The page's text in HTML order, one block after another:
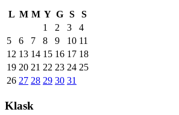
L M M Y G S
S
1
2 3
4
5
6 7 8 9 10 11
12 13 14 15 16 17 18
19 20 21 22 23 24 25
26 27 28 29 30 31
Klask